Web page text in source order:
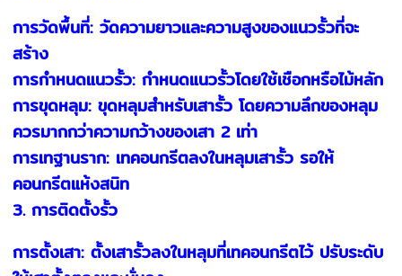
การวัดพื้นที่: วัดความยาวและความสูงของแนวรั้วที่จะ
สร้าง
การกำหนดแนวรั้ว: กำหนดแนวรั้วโดยใช้เชือกหรือไม้หลัก
การขุดหลุม: ขุดหลุมสำหรับเสารั้ว โดยความลึกของหลุม
ควรมากกว่าความกว้างของเสา 2 เท่า
การเทฐานราก: เทคอนกรีตลงในหลุมเสารั้ว รอให้
คอนกรีตแห้งสนิท
3. การติดตั้งรั้ว
การตั้งเสา: ตั้งเสารั้วลงในหลุมที่เทคอนกรีตไว้ ปรับระดับ